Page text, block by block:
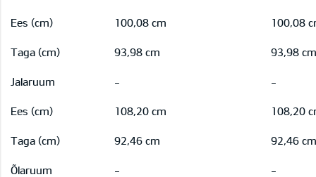
Ees (cm) 100,08 cm 100,08
Taga (cm) 93,98 cm 93,98 cm
Jalaruum - -
Ees (cm) 108,20 cm 108,20
Taga (cm) 92,46 cm 92,46 cm
Õlaruum - -